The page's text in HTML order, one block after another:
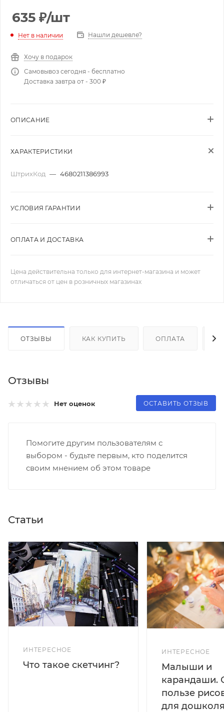
635 ₽/шт
Нет в наличии Нашли дешевле?
Хочу в подарок
Самовывоз сегодня - бесплатно
Доставка завтра от - 300 ₽
ОПИСАНИЕ
ХАРАКТЕРИСТИКИ
ШтрихКод — 4680211386993
УСЛОВИЯ ГАРАНТИИ
ОПЛАТА И ДОСТАВКА
Цена действительна только для интернет-магазина и может
отличаться от цен в розничных магазинах
ОТЗЫВЫ КАК КУПИТЬ ОПЛАТА
Отзывы
Нет оценок ОСТАВИТЬ ОТЗЫВ
Помогите другим пользователям с
выбором - будьте первым, кто поделится
своим мнением об этом товаре
Статьи
ИНТЕРЕСНОЕ
Что такое скетчинг?
ИНТЕРЕСНОЕ
Малыши и
карандаши.
пользе
для